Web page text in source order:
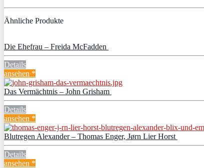
Ähnliche Produkte
Die Ehefrau – Freida McFadden
Details
ansehen *
Das Vermächtnis – John Grisham
Details
ansehen *
Blutregen Alexander – Thomas Enger, Jørn Lier Horst
Details
ansehen *